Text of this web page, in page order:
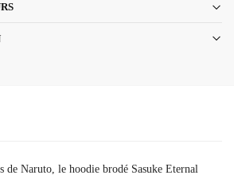
de Naruto, le hoodie brodé Sasuke Eternal